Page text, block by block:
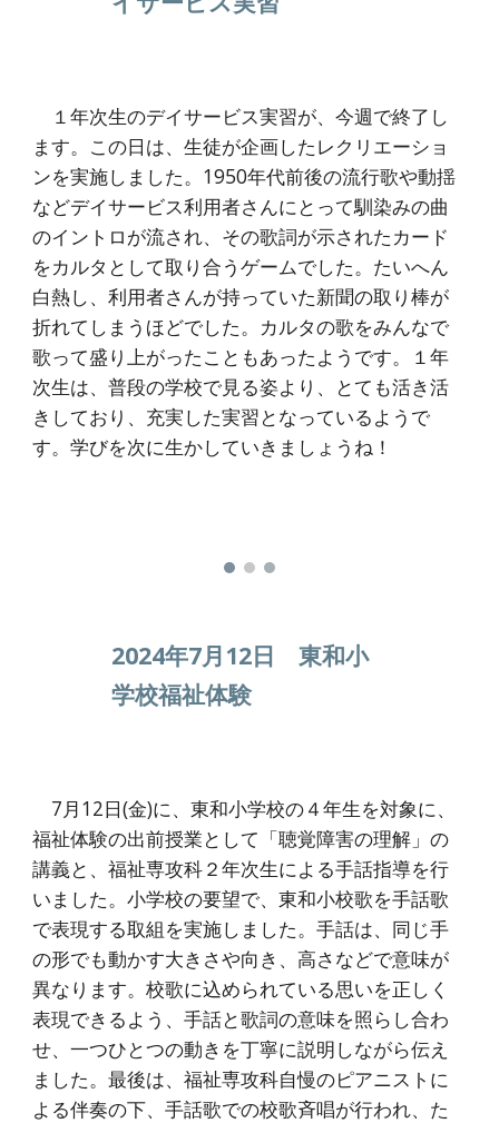
１年次生のデイサービス実習が、今週で終了し
ます。この日は、生徒が企画したレクリエーショ
ンを実施しました。1950年代前後の流行歌や動揺
などデイサービス利用者さんにとって馴染みの曲
のイントロが流され、その歌詞が示されたカード
をカルタとして取り合うゲームでした。たいへん
白熱し、利用者さんが持っていた新聞の取り棒が
折れてしまうほどでした。カルタの歌をみんなで
歌って盛り上がったこともあったようです。１年
次生は、普段の学校で見る姿より、とても活き活
きしており、充実した実習となっているようで
す。学びを次に生かしていきましょうね！
2024年7月12日 東和小
学校福祉体験
7月12日(金)に、東和小学校の４年生を対象に、
福祉体験の出前授業として「聴覚障害の理解」の
講義と、福祉専攻科２年次生による手話指導を行
いました。小学校の要望で、東和小校歌を手話歌
で表現する取組を実施しました。手話は、同じ手
の形でも動かす大きさや向き、高さなどで意味が
異なります。校歌に込められている思いを正しく
表現できるよう、手話と歌詞の意味を照らし合わ
せ、一つひとつの動きを丁寧に説明しながら伝え
ました。最後は、福祉専攻科自慢のピアニストに
よる伴奏の下、手話歌での校歌斉唱が行われ、た